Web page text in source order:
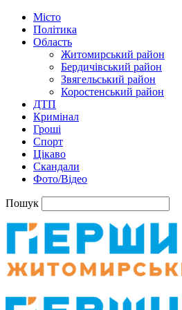
Місто
Політика
Область
Житомирський район
Бердичівський район
Звягельський район
Коростенський район
ДТП
Кримінал
Гроші
Спорт
Цікаво
Скандали
Фото/Відео
Пошук